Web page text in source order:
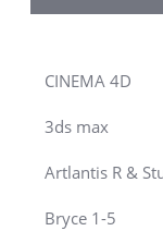
CINEMA 4D
3ds max
Artlantis R &
Bryce 1-5